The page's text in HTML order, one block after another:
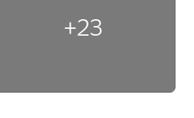
+23